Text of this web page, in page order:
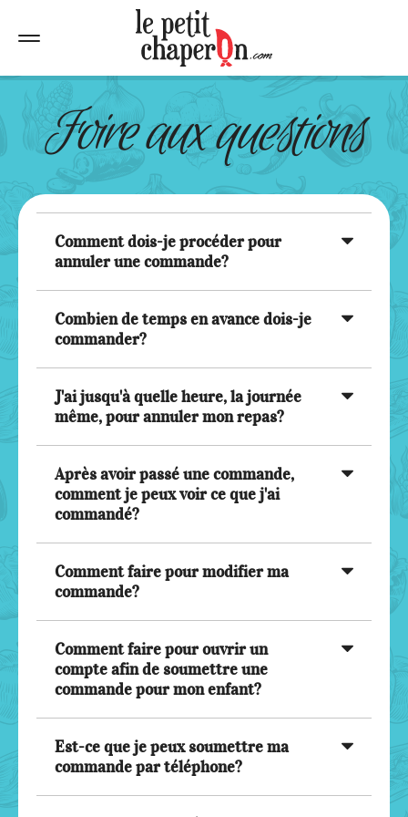
Foire aux questions
Comment dois-je procéder pour
annuler une commande?
Combien de temps en avance dois-je
commander?
J'ai jusqu'à quelle heure, la journée
même, pour annuler mon repas?
Après avoir passé une commande,
comment je peux voir ce que j'ai
commandé?
Comment faire pour modifier ma
commande?
Comment faire pour ouvrir un
compte afin de soumettre une
commande pour mon enfant?
Est-ce que je peux soumettre ma
commande par téléphone?